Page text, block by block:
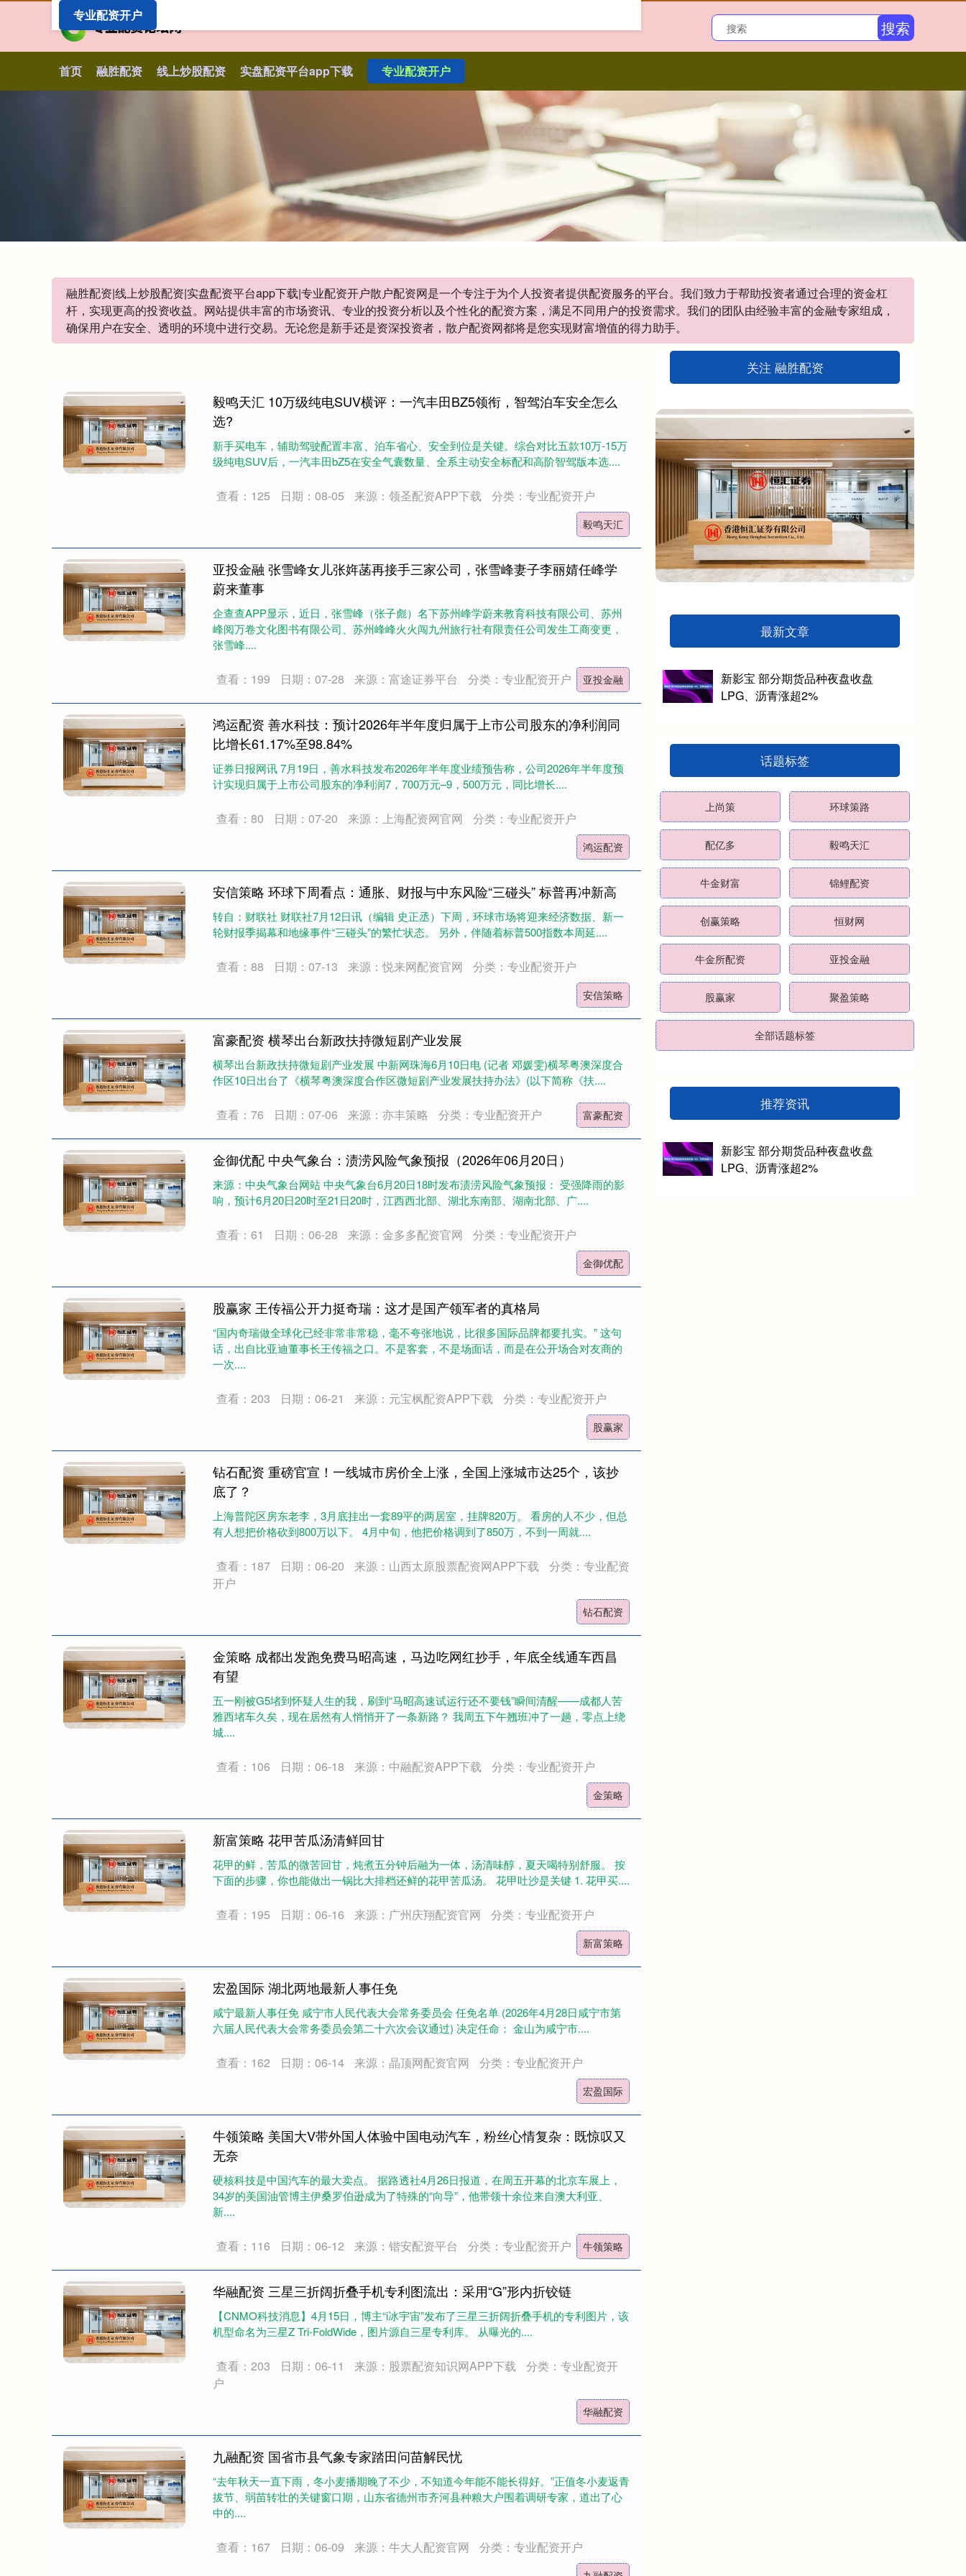
搜索
首页 融胜配资 线上炒股配资 实盘配资平台app下载 专业配资开户
融胜配资|线上炒股配资|实盘配资平台app下载|专业配资开户散户配资网是一个专注于为个人投资者提供配资服务的平台。我们致力于帮助投资者通过合理的资金杠
杆，实现更高的投资收益。网站提供丰富的市场资讯、专业的投资分析以及个性化的配资方案，满足不同用户的投资需求。我们的团队由经验丰富的金融专家组成，
确保用户在安全、透明的环境中进行交易。无论您是新手还是资深投资者，散户配资网都将是您实现财富增值的得力助手。
专业配资开户
毅鸣天汇 10万级纯电SUV横评：一汽丰田BZ5领衔，智驾泊车安全怎么
选?
新手买电车，辅助驾驶配置丰富、泊车省心、安全到位是关键。综合对比五款10万-15万
级纯电SUV后，一汽丰田bZ5在安全气囊数量、全系主动安全标配和高阶智驾版本选....
查看：125 日期：08-05 来源：领圣配资APP下载 分类：专业配资开户
毅鸣天汇
亚投金融 张雪峰女儿张姩菡再接手三家公司，张雪峰妻子李丽婧任峰学
蔚来董事
企查查APP显示，近日，张雪峰（张子彪）名下苏州峰学蔚来教育科技有限公司、苏州
峰阅万卷文化图书有限公司、苏州峰峰火火闯九州旅行社有限责任公司发生工商变更，
张雪峰....
查看：199 日期：07-28 来源：富途证券平台 分类：专业配资开户 亚投金融
鸿运配资 善水科技：预计2026年半年度归属于上市公司股东的净利润同
比增长61.17%至98.84%
证券日报网讯 7月19日，善水科技发布2026年半年度业绩预告称，公司2026年半年度预
计实现归属于上市公司股东的净利润7，700万元–9，500万元，同比增长....
查看：80 日期：07-20 来源：上海配资网官网 分类：专业配资开户
鸿运配资
安信策略 环球下周看点：通胀、财报与中东风险“三碰头” 标普再冲新高
转自：财联社 财联社7月12日讯（编辑 史正丞）下周，环球市场将迎来经济数据、新一
轮财报季揭幕和地缘事件“三碰头”的繁忙状态。 另外，伴随着标普500指数本周延....
查看：88 日期：07-13 来源：悦来网配资官网 分类：专业配资开户
安信策略
富豪配资 横琴出台新政扶持微短剧产业发展
横琴出台新政扶持微短剧产业发展 中新网珠海6月10日电 (记者 邓媛雯)横琴粤澳深度合
作区10日出台了《横琴粤澳深度合作区微短剧产业发展扶持办法》(以下简称《扶....
查看：76 日期：07-06 来源：亦丰策略 分类：专业配资开户 富豪配资
金御优配 中央气象台：渍涝风险气象预报（2026年06月20日）
来源：中央气象台网站 中央气象台6月20日18时发布渍涝风险气象预报： 受强降雨的影
响，预计6月20日20时至21日20时，江西西北部、湖北东南部、湖南北部、广....
查看：61 日期：06-28 来源：金多多配资官网 分类：专业配资开户
金御优配
股赢家 王传福公开力挺奇瑞：这才是国产领军者的真格局
“国内奇瑞做全球化已经非常非常稳，毫不夸张地说，比很多国际品牌都要扎实。” 这句
话，出自比亚迪董事长王传福之口。不是客套，不是场面话，而是在公开场合对友商的
一次....
查看：203 日期：06-21 来源：元宝枫配资APP下载 分类：专业配资开户
股赢家
钻石配资 重磅官宣！一线城市房价全上涨，全国上涨城市达25个，该抄
底了？
上海普陀区房东老李，3月底挂出一套89平的两居室，挂牌820万。 看房的人不少，但总
有人想把价格砍到800万以下。 4月中旬，他把价格调到了850万，不到一周就....
查看：187 日期：06-20 来源：山西太原股票配资网APP下载
分类：专业配资
开户
钻石配资
金策略 成都出发跑免费马昭高速，马边吃网红抄手，年底全线通车西昌
有望
五一刚被G5堵到怀疑人生的我，刷到“马昭高速试运行还不要钱”瞬间清醒——成都人苦
雅西堵车久矣，现在居然有人悄悄开了一条新路？ 我周五下午翘班冲了一趟，零点上绕
城....
查看：106 日期：06-18 来源：中融配资APP下载 分类：专业配资开户
金策略
新富策略 花甲苦瓜汤清鲜回甘
花甲的鲜，苦瓜的微苦回甘，炖煮五分钟后融为一体，汤清味醇，夏天喝特别舒服。 按
下面的步骤，你也能做出一锅比大排档还鲜的花甲苦瓜汤。 花甲吐沙是关键 1. 花甲买....
查看：195 日期：06-16 来源：广州庆翔配资官网 分类：专业配资开户
新富策略
宏盈国际 湖北两地最新人事任免
咸宁最新人事任免 咸宁市人民代表大会常务委员会 任免名单 (2026年4月28日咸宁市第
六届人民代表大会常务委员会第二十六次会议通过) 决定任命： 金山为咸宁市....
查看：162 日期：06-14 来源：晶顶网配资官网 分类：专业配资开户
宏盈国际
牛领策略 美国大V带外国人体验中国电动汽车，粉丝心情复杂：既惊叹又
无奈
硬核科技是中国汽车的最大卖点。 据路透社4月26日报道，在周五开幕的北京车展上，
34岁的美国油管博主伊桑罗伯逊成为了特殊的“向导”，他带领十余位来自澳大利亚、
新....
查看：116 日期：06-12 来源：锴安配资平台 分类：专业配资开户 牛领策略
华融配资 三星三折阔折叠手机专利图流出：采用“G”形内折铰链
【CNMO科技消息】4月15日，博主“i冰宇宙”发布了三星三折阔折叠手机的专利图片，该
机型命名为三星Z Tri-FoldWide，图片源自三星专利库。 从曝光的....
查看：203 日期：06-11 来源：股票配资知识网APP下载
分类：专业配资开
户
华融配资
九融配资 国省市县气象专家踏田问苗解民忧
“去年秋天一直下雨，冬小麦播期晚了不少，不知道今年能不能长得好。”正值冬小麦返青
拔节、弱苗转壮的关键窗口期，山东省德州市齐河县种粮大户围着调研专家，道出了心
中的....
查看：167 日期：06-09 来源：牛大人配资官网 分类：专业配资开户
关注 融胜配资
最新文章
新影宝 部分期货品种夜盘收盘
LPG、沥青涨超2%
话题标签
上尚策 环球策路
配亿多 毅鸣天汇
牛金财富 锦鲤配资
创赢策略 恒财网
牛金所配资 亚投金融
股赢家 聚盈策略
全部话题标签
推荐资讯
新影宝 部分期货品种夜盘收盘
LPG、沥青涨超2%